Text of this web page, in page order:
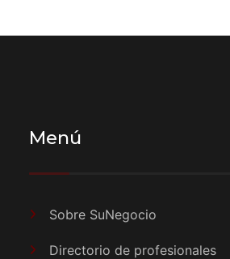
Menú
Sobre SuNegocio
Directorio de profesionales